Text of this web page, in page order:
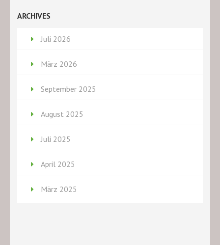
ARCHIVES
Juli 2026
März 2026
September 2025
August 2025
Juli 2025
April 2025
März 2025